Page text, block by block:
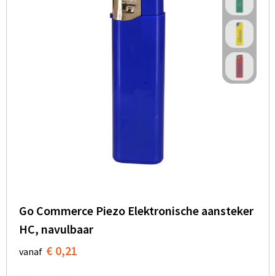
Go Commerce Piezo Elektronische aansteker
HC, navulbaar
vanaf € 0,21